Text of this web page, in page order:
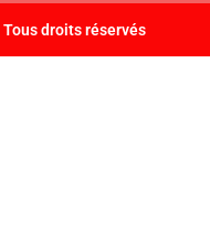
droits réservés